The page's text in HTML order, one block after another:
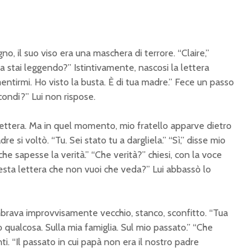
il suo viso era una maschera di terrore. “Claire,”
stai leggendo?” Istintivamente, nascosi la lettera
Ho visto la busta. È di tua madre.” Fece un passo
Lui non rispose.
Ma in quel momento, mio fratello apparve dietro
si voltò. “Tu. Sei stato tu a dargliela.” “Sì,” disse mio
sapesse la verità.” “Che verità?” chiesi, con la voce
lettera che non vuoi che veda?” Lui abbassò lo
improvvisamente vecchio, stanco, sconfitto. “Tua
Sulla mia famiglia. Sul mio passato.” “Che
“Il passato in cui papà non era il nostro padre